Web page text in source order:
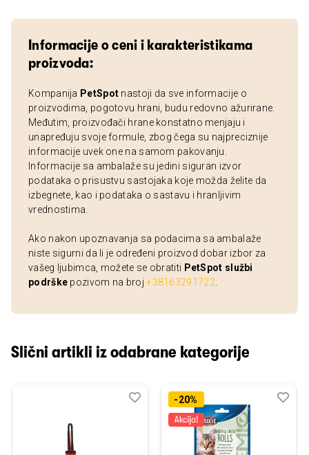
Informacije o ceni i karakteristikama
proizvoda:
Kompanija PetSpot nastoji da sve informacije o
proizvodima, pogotovu hrani, budu redovno ažurirane.
Međutim, proizvođači hrane konstatno menjaju i
unapređuju svoje formule, zbog čega su najpreciznije
informacije uvek one na samom pakovanju.
Informacije sa ambalaže su jedini siguran izvor
podataka o prisustvu sastojaka koje možda želite da
izbegnete, kao i podataka o sastavu i hranljivim
vrednostima.
Ako nakon upoznavanja sa podacima sa ambalaže
niste sigurni da li je određeni proizvod dobar izbor za
vašeg ljubimca, možete se obratiti PetSpot službi
podrške pozivom na broj+38163291722
Slični artikli iz odabrane kategorije
Dodaj
Uporedi-20%